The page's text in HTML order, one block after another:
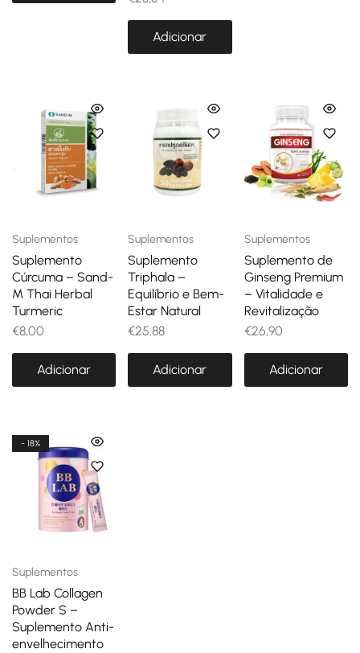
Adicionar
Suplementos
Suplemento
Cúrcuma – Sand-
M Thai Herbal
Turmeric
€8,00
Adicionar
Suplementos
Suplemento
Triphala –
Equilíbrio e Bem-
Estar Natural
€25,88
Adicionar
Suplementos
Suplemento de
Ginseng Premium
– Vitalidade e
Revitalização
€26,90
Adicionar
- 18%
Suplementos
BB Lab Collagen
Powder S –
Suplemento Anti-
envelhecimento